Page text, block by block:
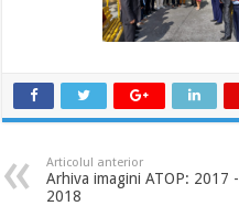
Articolul anterior
Arhiva imagini ATOP: 2017 -
2018